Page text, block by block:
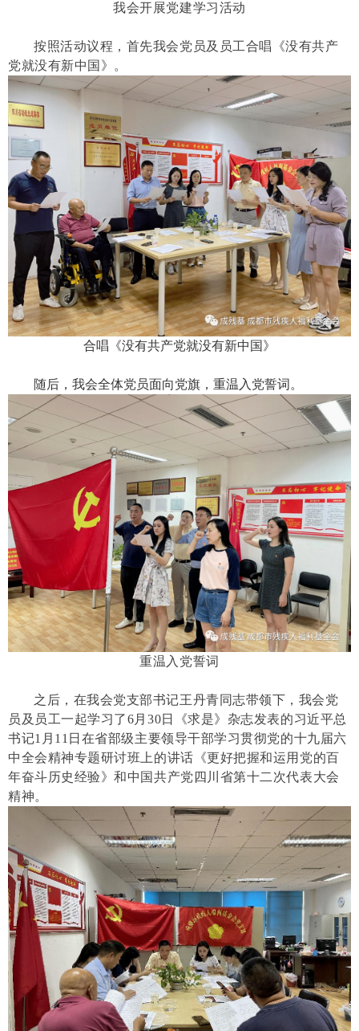
我会开展党建学习活动
按照活动议程，首先我会党员及员工合唱《没有共产
党就没有新中国》。
合唱《没有共产党就没有新中国》
随后，我会全体党员面向党旗，重温入党誓词。
重温入党誓词
之后，在我会党支部书记王丹青同志带领下，我会党
员及员工一起学习了6月30日《求是》杂志发表的习近平总
书记1月11日在省部级主要领导干部学习贯彻党的十九届六
中全会精神专题研讨班上的讲话《更好把握和运用党的百
年奋斗历史经验》和中国共产党四川省第十二次代表大会
精神。